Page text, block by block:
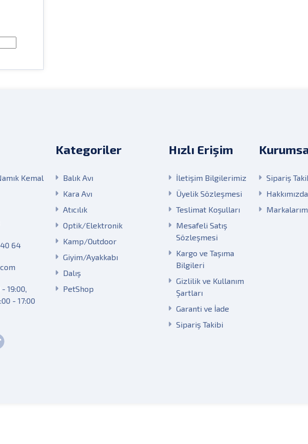
Kemal
64
19:00,
- 17:00
Kategoriler
Balık Avı
Kara Avı
Atıcılık
Optik/Elektronik
Kamp/Outdoor
Giyim/Ayakkabı
Dalış
PetShop
Hızlı Erişim
İletişim Bilgilerimiz
Üyelik Sözleşmesi
Teslimat Koşulları
Mesafeli Satış
Sözleşmesi
Kargo ve Taşıma
Bilgileri
Gizlilik ve Kullanım
Şartları
Garanti ve İade
Sipariş Takibi
Sipariş
Hakkımızda